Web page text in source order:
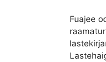
Fuajee